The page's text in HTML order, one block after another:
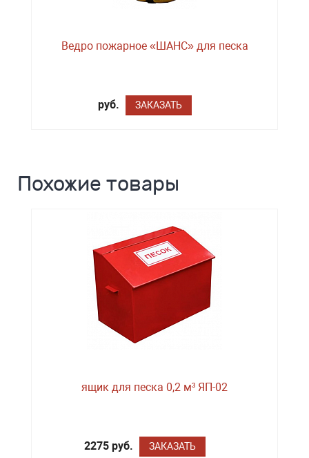
Ведро пожарное «ШАНС» для песка
руб. ЗАКАЗАТЬ
Похожие товары
ящик для песка 0,2 м³ ЯП-02
2275 руб. ЗАКАЗАТЬ